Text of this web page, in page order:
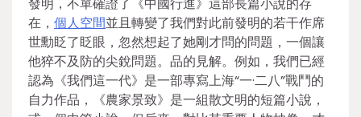
在， 個人空間並且轉變了我們對此前發明的若干作席
世勳眨了眨眼，忽然想起了她剛才問的問題，一個讓
他猝不及防的尖銳問題。品的見解。例如，我們已經
認為《我們這一代》是一部專寫上海“一·二八”戰鬥的
自力作品，《農家景致》是一組散文明的短篇小說，